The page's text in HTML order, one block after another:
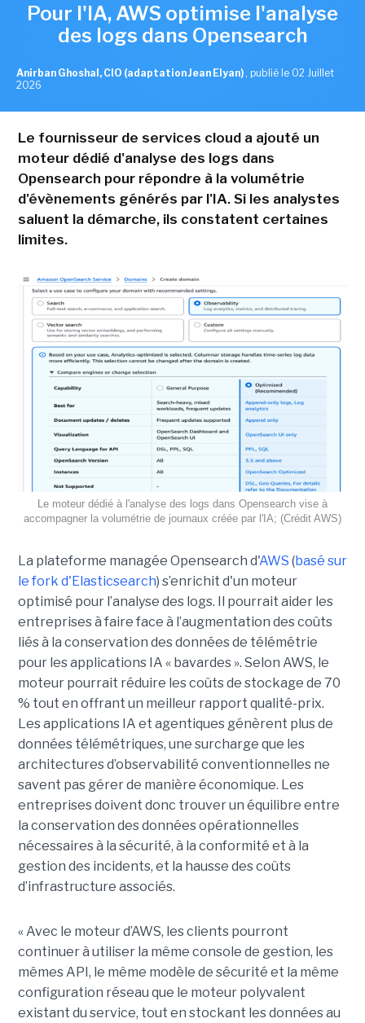
Pour l'IA, AWS optimise l'analyse
des logs dans Opensearch
Anirban Ghoshal, CIO (adaptation Jean Elyan) , publié le 02 Juillet
2026
Le fournisseur de services cloud a ajouté un
moteur dédié d'analyse des logs dans
Opensearch pour répondre à la volumétrie
d'évènements générés par l'IA. Si les analystes
saluent la démarche, ils constatent certaines
limites.
Le moteur dédié à l'analyse des logs dans Opensearch vise à
accompagner la volumétrie de journaux créée par l'IA; (Crédit AWS)
La plateforme managée Opensearch d'AWS (basé sur
le fork d'Elasticsearch) s’enrichit d'un moteur
optimisé pour l’analyse des logs. Il pourrait aider les
entreprises à faire face à l’augmentation des coûts
liés à la conservation des données de télémétrie
pour les applications IA « bavardes ». Selon AWS, le
moteur pourrait réduire les coûts de stockage de 70
% tout en offrant un meilleur rapport qualité-prix.
Les applications IA et agentiques génèrent plus de
données télémétriques, une surcharge que les
architectures d’observabilité conventionnelles ne
savent pas gérer de manière économique. Les
entreprises doivent donc trouver un équilibre entre
la conservation des données opérationnelles
nécessaires à la sécurité, à la conformité et à la
gestion des incidents, et la hausse des coûts
d’infrastructure associés.
« Avec le moteur d’AWS, les clients pourront
continuer à utiliser la même console de gestion, les
mêmes API, le même modèle de sécurité et la même
configuration réseau que le moteur polyvalent
existant du service, tout en stockant les données au